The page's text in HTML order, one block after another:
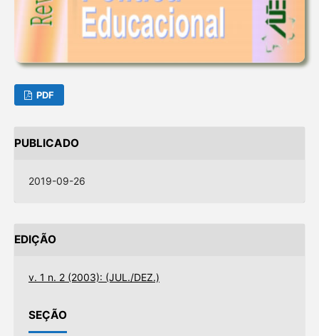
PDF
PUBLICADO
2019-09-26
EDIÇÃO
v. 1 n. 2 (2003): (JUL./DEZ.)
SEÇÃO